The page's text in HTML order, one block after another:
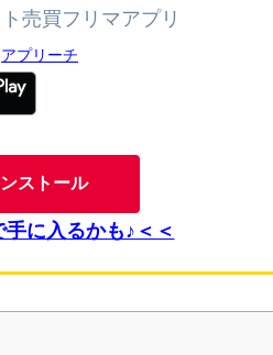
売買フリマアプリ
アプリーチ
ストール
に入るかも♪＜＜